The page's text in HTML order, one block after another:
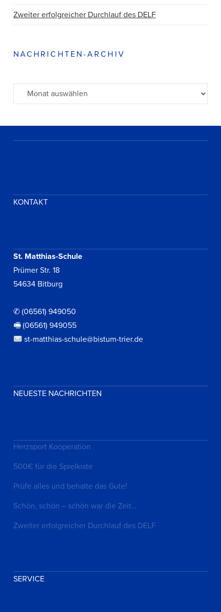
Zweiter erfolgreicher Durchlauf des DELF
NACHRICHTEN-ARCHIV
Archiv
KONTAKT
St. Matthias-Schule
Prümer Str. 18
54634 Bitburg
✆ (06561) 949050
🖷 (06561) 949055
st-matthias-schule@bistum-trier.de
NEUESTE NACHRICHTEN
Herzsport Kooperation
500€ für die Spielkiste
Prüfe alles und behalte das Gute!
Schön, schön – schön war die Zeit…
Zweiter erfolgreicher Durchlauf des DELF
SERVICE